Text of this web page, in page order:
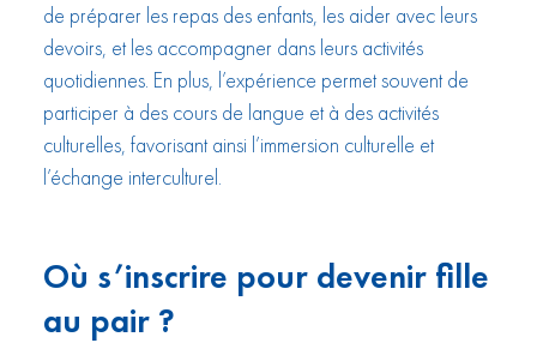
de préparer les repas des enfants, les aider avec leurs
devoirs, et les accompagner dans leurs activités
quotidiennes. En plus, l’expérience permet souvent de
participer à des cours de langue et à des activités
culturelles, favorisant ainsi l’immersion culturelle et
l’échange interculturel.
Où s’inscrire pour devenir fille
au pair ?